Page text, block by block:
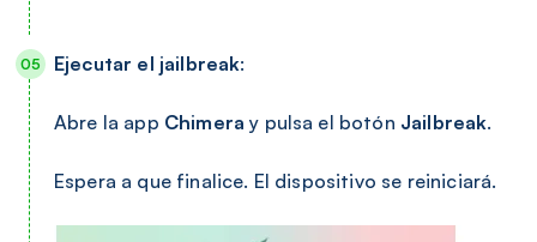
Ejecutar el jailbreak:
Abre la app Chimera y pulsa el botón Jailbreak.
Espera a que finalice. El dispositivo se reiniciará.